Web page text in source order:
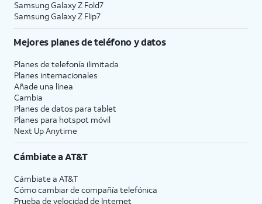
Samsung Galaxy Z Fold7
Samsung Galaxy Z Flip7
Mejores planes de teléfono y datos
Planes de telefonía ilimitada
Planes internacionales
Añade una línea
Cambia
Planes de datos para tablet
Planes para hotspot móvil
Next Up Anytime
Cámbiate aAT&T
Cámbiate a AT&T
Cómo cambiar de compañía telefónica
Prueba de velocidad de Internet